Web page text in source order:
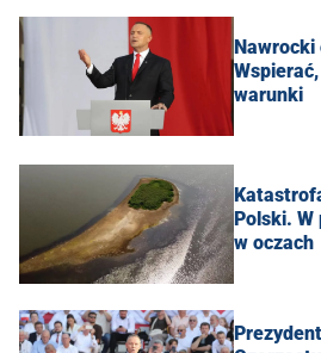
Nawrocki
warunki
Polski. W
w oczach